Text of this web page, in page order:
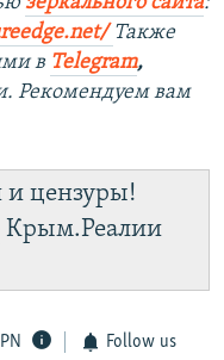
Также
в Telegram,
Рекомендуем вам
и цензуры!
Крым.Реалии
Follow us